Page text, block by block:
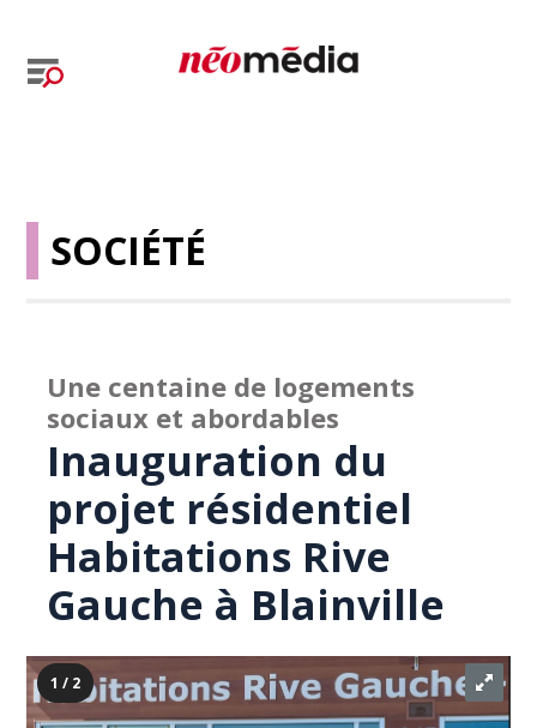
SOCIÉTÉ
Une centaine de logements
sociaux et abordables
Inauguration du
projet résidentiel
Habitations Rive
Gauche à Blainville
1 / 2